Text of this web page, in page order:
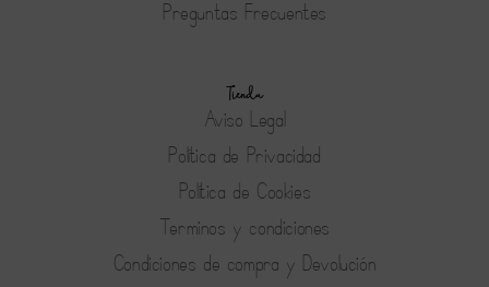
Preguntas Frecuentes
Tienda
Aviso Legal
Política de Privacidad
Política de Cookies
Terminos y condiciones
Condiciones de compra y Devolución